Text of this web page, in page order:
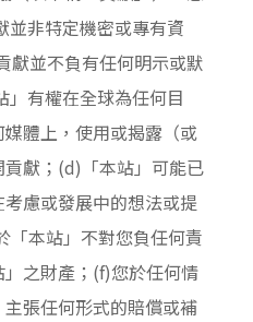
並非特定機密或專有資
獻並不負有任何明示或默
」有權在全球為任何目
體上，使用或揭露（或
獻；(d)「本站」可能已
慮或發展中的想法或提
「本站」不對您負任何責
之財產；(f)您於任何情
張任何形式的賠償或補